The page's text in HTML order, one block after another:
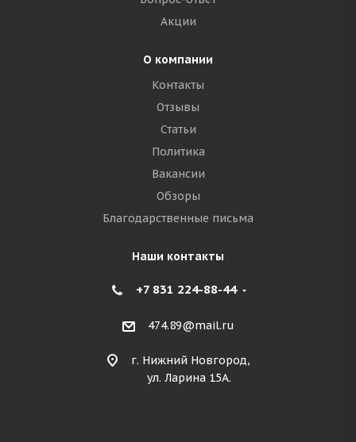
Акции
О компании
Контакты
Отзывы
Статьи
Политика
Вакансии
Обзоры
Благодарственные письма
Наши контакты
+7 831 224-88-44
474.89@mail.ru
г. Нижний Новгород,
ул. Ларина 15А.